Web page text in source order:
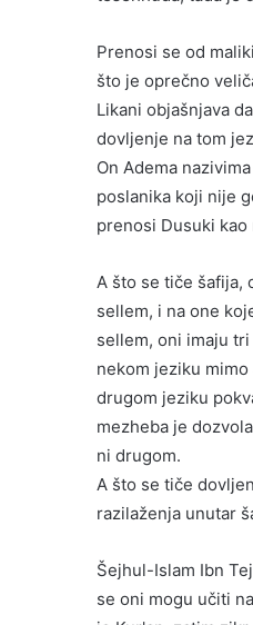
Prenosi se od
što je oprečno
Likani objašnjava
dovljenje na tom
On Adema
poslanika koji nije
prenosi Dusuki
A što se tiče šafija,
sellem, i na one
sellem, oni imaju
nekom jeziku
drugom jeziku
mezheba je
ni drugom.
A što se tiče
razilaženja unutar
Šejhul-Islam Ibn
se oni mogu učiti